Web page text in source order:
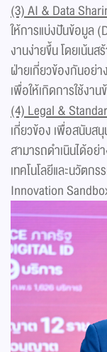
(3) AI & Data
ให้การแบ่งปันข้อมูล
งานง่ายขึ้น โดยเน้นส
ฝ่ายเกี่ยวข้องกันอย่า
เพื่อให้เกิดการใช้งา
(4) Legal &
เกี่ยวข้อง เพื่อสนับส
สามารถดำเนินได้อย่
เทคโนโลยีและนวัตก
Innovation